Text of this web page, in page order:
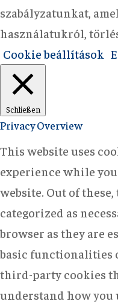
szabályzatunkat,
használatukról,
Cookie beállítások
Schließen
Privacy Overview
This website uses
experience while
website. Out of
categorized as
browser as they are
basic functionalities
third-party cookies
understand how you